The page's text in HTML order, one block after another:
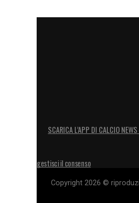
SCARICA L’APP DI CALCIO
gestisci il consenso
Copyright 2026 ©